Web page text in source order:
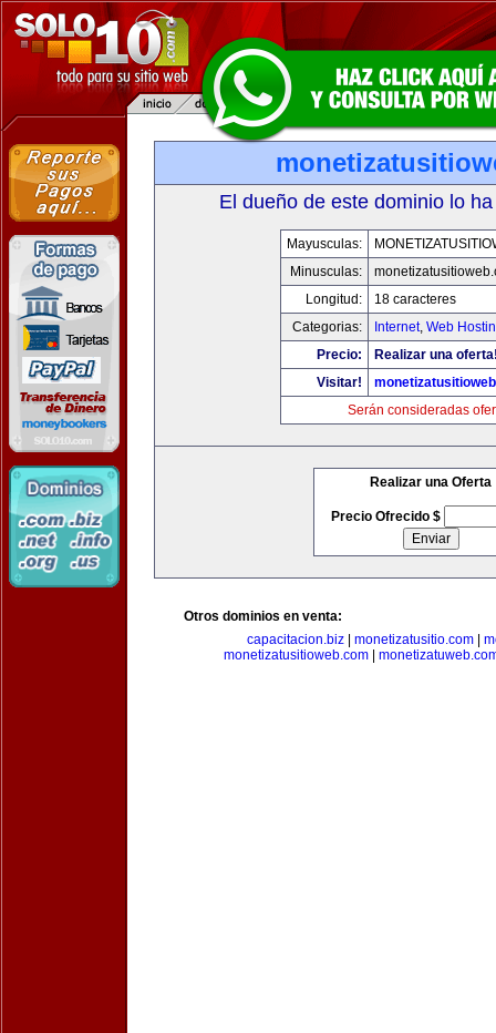
El dueño de este dominio lo
Mayusculas:
Minusculas:
Longitud:
18 caracteres
Categorias:
Internet, Web
Precio:
Realizar una
Visitar!
Serán consideradas
Realizar una Oferta
Precio Ofrecido $
Otros dominios en venta:
capacitacion.biz| monetizatusitio.com|
monetizatusitioweb.com